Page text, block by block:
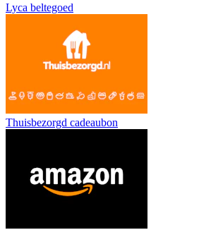
Lyca beltegoed
Thuisbezorgd cadeaubon